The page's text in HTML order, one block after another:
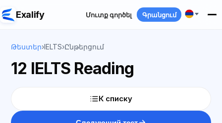
Exalify Մուտք գործել Գրանցում
Թեստեր›IELTS›Ընթերցում
12 IELTS Reading
К списку